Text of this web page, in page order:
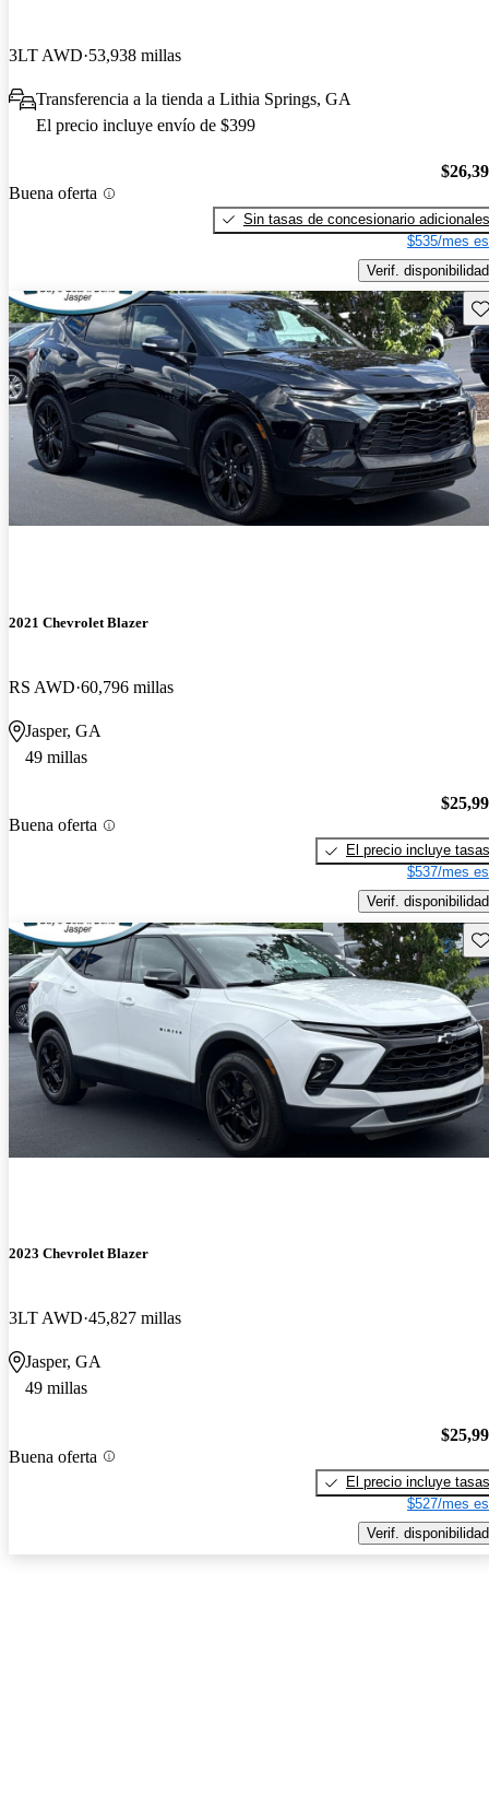
3LT AWD 53,938 millas
Transferencia a la tienda a Lithia Springs, GA
El precio incluye envío de $399
Buena oferta
Sin tasas de concesionario adicionales
$535/mes
Verif. disponibilidad
2021 Chevrolet Blazer
RS AWD 60,796 millas
Jasper, GA
49 millas
Buena oferta
El precio incluye tasas
$537/mes
Verif. disponibilidad
2023 Chevrolet Blazer
3LT AWD 45,827 millas
Jasper, GA
49 millas
Buena oferta
El precio incluye tasas
$527/mes
Verif. disponibilidad